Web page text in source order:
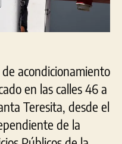
acondicionamiento
en las calles 46 a
Teresita, desde el
de la